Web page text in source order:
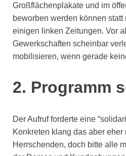
Großflächenplakate und im
beworben werden können
einigen linken Zeitungen. Vor
Gewerkschaften scheinbar
mobilisieren, wenn gerade
2. Programm
Der Aufruf forderte eine
Konkreten klang das aber
Herrschenden, doch bitte alle